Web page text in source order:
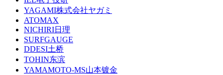
YAGAMI株式会社ヤガミ
ATOMAX
NICHIRI日理
SURFGAUGE
DDESI土桥
TOHIN东滨
YAMAMOTO-MS山本镀金